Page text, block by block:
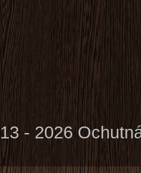
- 2026